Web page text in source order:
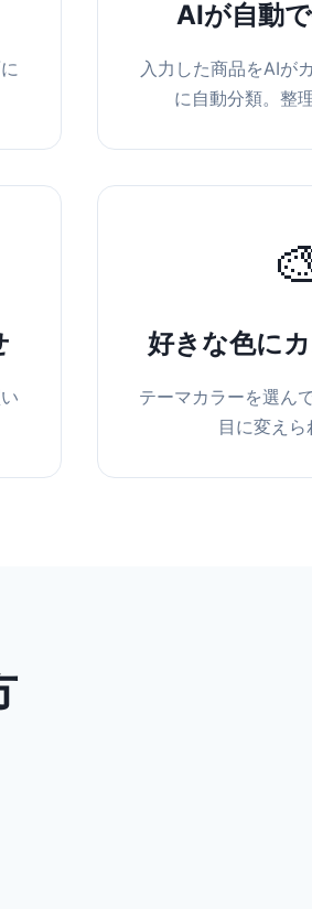
AIが自動
入力した商品をAIが
に自動分類。整
好きな色に
テーマカラーを選ん
目に変えら